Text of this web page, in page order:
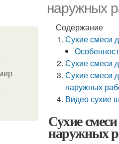
наружных
Содержание
Сухие смеси
Сухие смеси
Сухие смеси
наружных
Видео сухие
Сухие
наружных